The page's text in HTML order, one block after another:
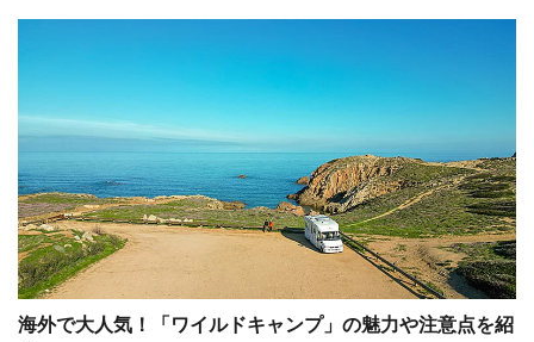
海外で大人気！「ワイルドキャンプ」の魅力や注意点を紹